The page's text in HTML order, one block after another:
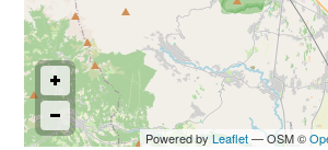
Powered byLeaflet— OSM ©
5
5+